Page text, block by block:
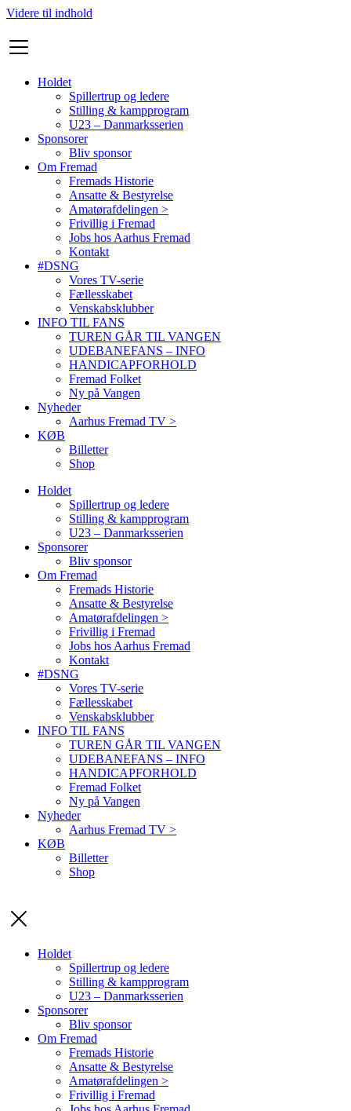
Videre til indhold
Holdet
Spillertrup og ledere
Stilling & kampprogram
U23 – Danmarksserien
Sponsorer
Bliv sponsor
Om Fremad
Fremads Historie
Ansatte & Bestyrelse
Amatørafdelingen >
Frivillig i Fremad
Jobs hos Aarhus Fremad
Kontakt
#DSNG
Vores TV-serie
Fællesskabet
Venskabsklubber
INFO TIL FANS
TUREN GÅR TIL VANGEN
UDEBANEFANS – INFO
HANDICAPFORHOLD
Fremad Folket
Ny på Vangen
Nyheder
Aarhus Fremad TV >
KØB
Billetter
Shop
Holdet
Spillertrup og ledere
Stilling & kampprogram
U23 – Danmarksserien
Sponsorer
Bliv sponsor
Om Fremad
Fremads Historie
Ansatte & Bestyrelse
Amatørafdelingen >
Frivillig i Fremad
Jobs hos Aarhus Fremad
Kontakt
#DSNG
Vores TV-serie
Fællesskabet
Venskabsklubber
INFO TIL FANS
TUREN GÅR TIL VANGEN
UDEBANEFANS – INFO
HANDICAPFORHOLD
Fremad Folket
Ny på Vangen
Nyheder
Aarhus Fremad TV >
KØB
Billetter
Shop
Holdet
Spillertrup og ledere
Stilling & kampprogram
U23 – Danmarksserien
Sponsorer
Bliv sponsor
Om Fremad
Fremads Historie
Ansatte & Bestyrelse
Amatørafdelingen >
Frivillig i Fremad